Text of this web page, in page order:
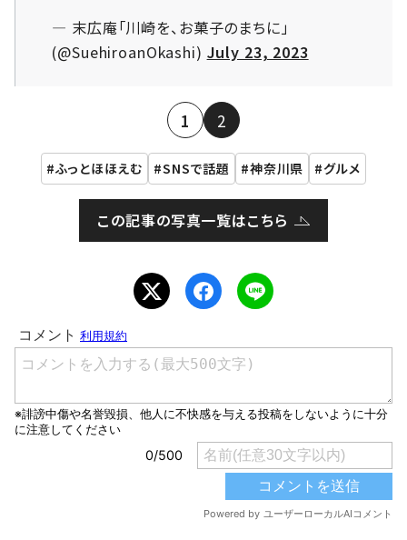
— 末広庵「川崎を、お菓子のまちに」
(@SuehiroanOkashi) July 23, 2023
1 2
ふっとほほえむ SNSで話題 神奈川県 グルメ
この記事の写真一覧はこちら